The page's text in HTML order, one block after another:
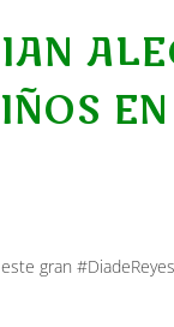
EN
gran